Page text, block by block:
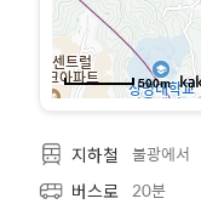
500m
지하철 불광에서
버스로 20분